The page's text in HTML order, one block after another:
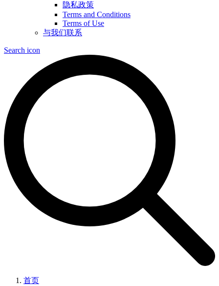
隐私政策
Terms and Conditions
Terms of Use
与我们联系
Search icon
首页